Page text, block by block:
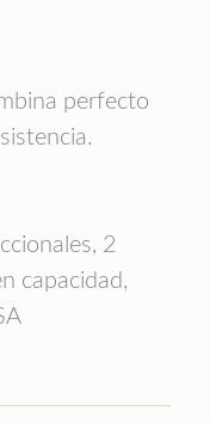
perfecto
2
capacidad,